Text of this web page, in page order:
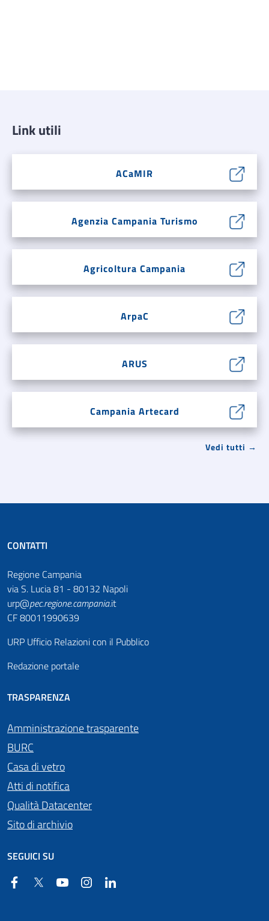
Link utili
ACaMIR
Agenzia Campania Turismo
Agricoltura Campania
ArpaC
ARUS
Campania Artecard
Vedi tutti →
CONTATTI
Regione Campania
via S. Lucia 81 - 80132 Napoli
urp@pec.regione.campania.it
CF 80011990639
URP Ufficio Relazioni con il Pubblico
Redazione portale
TRASPARENZA
Amministrazione trasparente
BURC
Casa di vetro
Atti di notifica
Qualità Datacenter
Sito di archivio
SEGUICI SU
FacebookTwitter YouTube Instagram